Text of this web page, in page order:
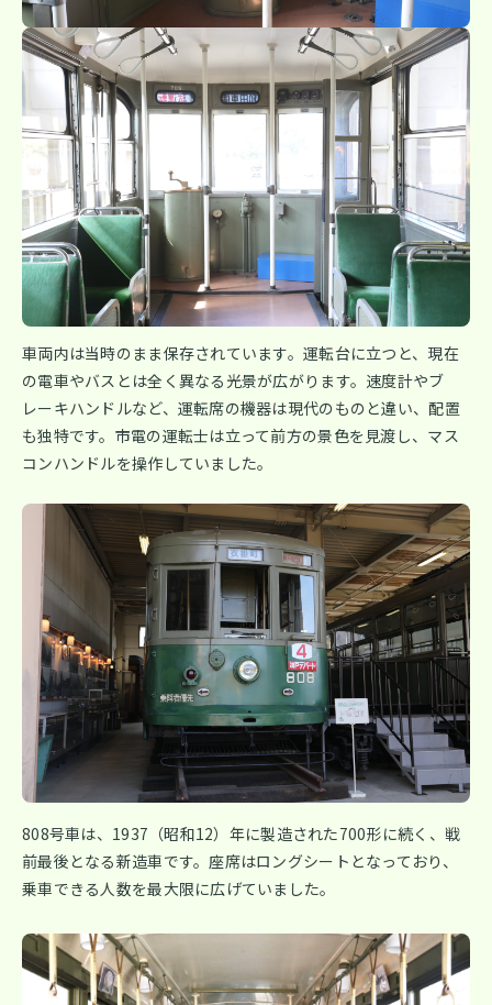
車両内は当時のまま保存されています。運転台に立つと、現在
の電車やバスとは全く異なる光景が広がります。速度計やブ
レーキハンドルなど、運転席の機器は現代のものと違い、配置
も独特です。市電の運転士は立って前方の景色を見渡し、マス
コンハンドルを操作していました。
808号車は、1937（昭和12）年に製造された700形に続く、戦
前最後となる新造車です。座席はロングシートとなっており、
乗車できる人数を最大限に広げていました。